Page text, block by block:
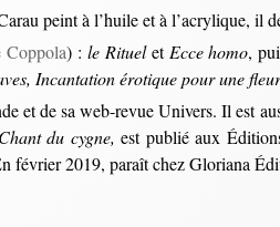
peint à l’huile et à l’acrylique, il
Coppola) : le Rituelet Ecce homo,
Incantation érotique pour une
et de sa web-revue Univers. Il est
du cygne, est publié aux
février 2019, paraît chez Gloriana